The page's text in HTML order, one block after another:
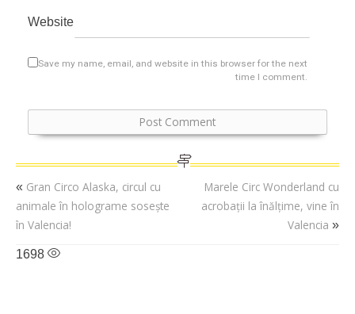
Website
Save my name, email, and website in this browser for the next
time I comment.
« Gran Circo Alaska, circul cu
animale în holograme sosește
în Valencia!
Marele Circ Wonderland cu
acrobații la înălțime, vine în
Valencia »
1698